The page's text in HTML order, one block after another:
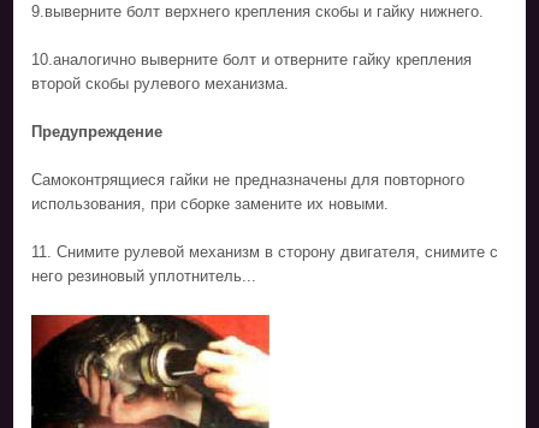
9.выверните болт верхнего крепления скобы и гайку нижнего.
10.аналогично выверните болт и отверните гайку крепления
второй скобы рулевого механизма.
Предупреждение
Самоконтрящиеся гайки не предназначены для повторного
использования, при сборке замените их новыми.
11. Снимите рулевой механизм в сторону двигателя, снимите с
него резиновый уплотнитель...